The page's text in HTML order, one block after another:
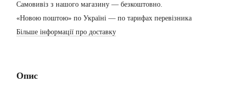
Самовивіз з нашого магазину — безкоштовно.
«Новою поштою» по Україні — по тарифах перевізника
Більше інформації про доставку
Опис